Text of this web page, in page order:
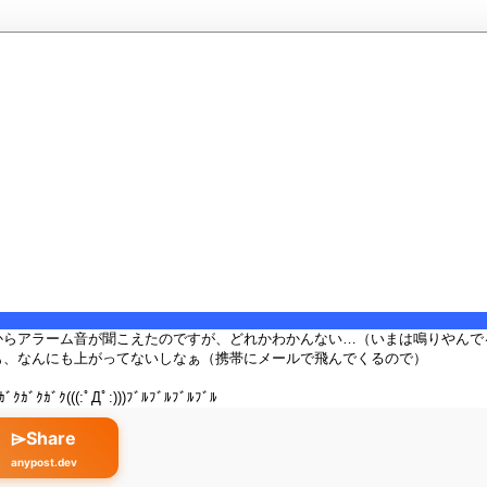
らアラーム音が聞こえたのですが、どれかわかんない…（いまは鳴りやんで
なんにも上がってないしなぁ（携帯にメールで飛んでくるので）
ｸｶﾞｸｶﾞｸ(((:ﾟДﾟ:)))ﾌﾞﾙﾌﾞﾙﾌﾞﾙﾌﾞﾙ
⌲Share
anypost.dev